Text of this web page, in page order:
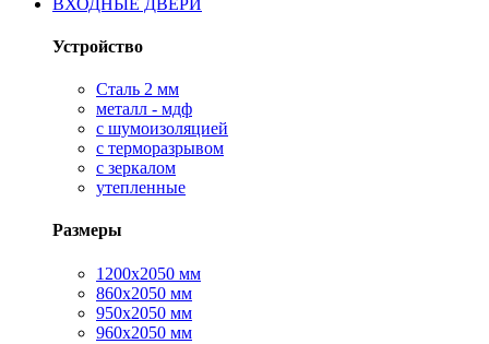
Устройство
Сталь 2 мм
металл - мдф
с шумоизоляцией
с терморазрывом
с зеркалом
утепленные
Размеры
1200х2050 мм
860х2050 мм
950х2050 мм
960х2050 мм